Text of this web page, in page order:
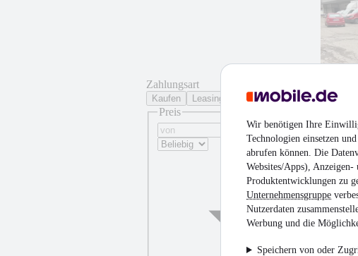
Wir benötigen Ihre
Technologien einsetzen
abrufen können. Die
Websites/Apps),
Produktentwicklungen zu
Unternehmensgruppe
Nutzerdaten
Werbung und die
Speichern von oder
Zahlungsart
Kaufen Leasing
Preis